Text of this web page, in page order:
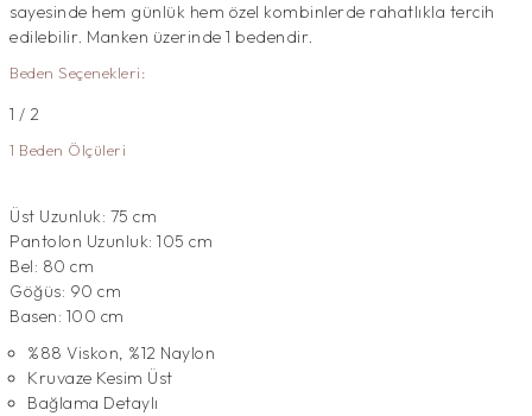
sayesinde hem günlük hem özel kombinlerde rahatlıkla tercih
edilebilir. Manken üzerinde 1 bedendir.
Beden Seçenekleri:
1 / 2
1 Beden Ölçüleri
Üst Uzunluk: 75 cm
Pantolon Uzunluk: 105 cm
Bel: 80 cm
Göğüs: 90 cm
Basen: 100 cm
%88 Viskon, %12 Naylon
Kruvaze Kesim Üst
Bağlama Detaylı